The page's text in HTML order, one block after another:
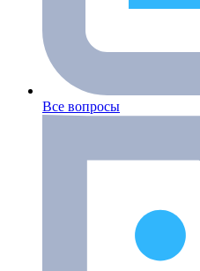
Все вопросы